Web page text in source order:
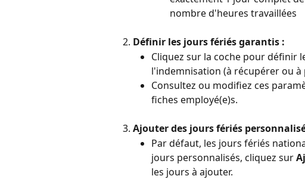
nombre d'heures travaillées
Définir les jours fériés garantis :
Cliquez sur la coche pour définir
l'indemnisation (à récupérer ou à
Consultez ou modifiez ces
fiches employé(e)s.
Ajouter des jours fériés
Par défaut, les jours fériés
jours personnalisés, cliquez sur
les jours à ajouter.